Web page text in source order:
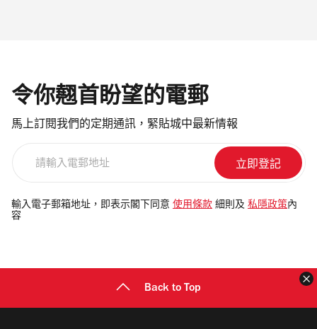
令你翹首盼望的電郵
馬上訂閱我們的定期通訊，緊貼城中最新情報
電
郵
輸入電子郵箱地址，即表示閣下同意 使用條款 細則及 私隱政策 內
容
Back to Top